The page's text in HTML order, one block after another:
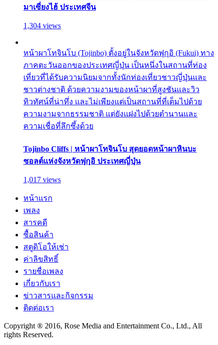
มาเซี่ยงไฮ้ ประเทศจีน
1,304 views
หน้าผาโทจินโบ (Tojinbo) ตั้งอยู่ในจังหวัดฟุกุอิ (Fukui) ทาง
ภาคตะวันออกของประเทศญี่ปุ่น เป็นหนึ่งในสถานที่ท่อง
เที่ยวที่ได้รับความนิยมจากทั้งนักท่องเที่ยวชาวญี่ปุ่นและ
ชาวต่างชาติ ด้วยความงามของหน้าผาที่สูงชันและวิว
ทิวทัศน์ที่น่าทึ่ง และไม่เพียงแต่เป็นสถานที่ที่เต็มไปด้วย
ความงามจากธรรมชาติ แต่ยังแฝงไปด้วยตำนานและ
ความเชื่อที่ลึกซึ้งด้วย
Tojinbo Cliffs | หน้าผาโทจินโบ สุดยอดหน้าผาหินบะ
ซอลต์แห่งจังหวัดฟุกุอิ ประเทศญี่ปุ่น
1,017 views
หน้าแรก
เพลง
สารคดี
ซื้อสินค้า
สตูดิโอให้เช่า
ค่าลิขสิทธิ์
รายชื่อเพลง
เกี่ยวกับเรา
ข่าวสารและกิจกรรม
ติดต่อเรา
Copyright ® 2016, Rose Media and Entertainment Co., Ltd., All
rights Reserved.